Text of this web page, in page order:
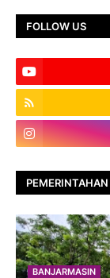
FOLLOW US
PEMERINTAHAN
BANJARMASIN